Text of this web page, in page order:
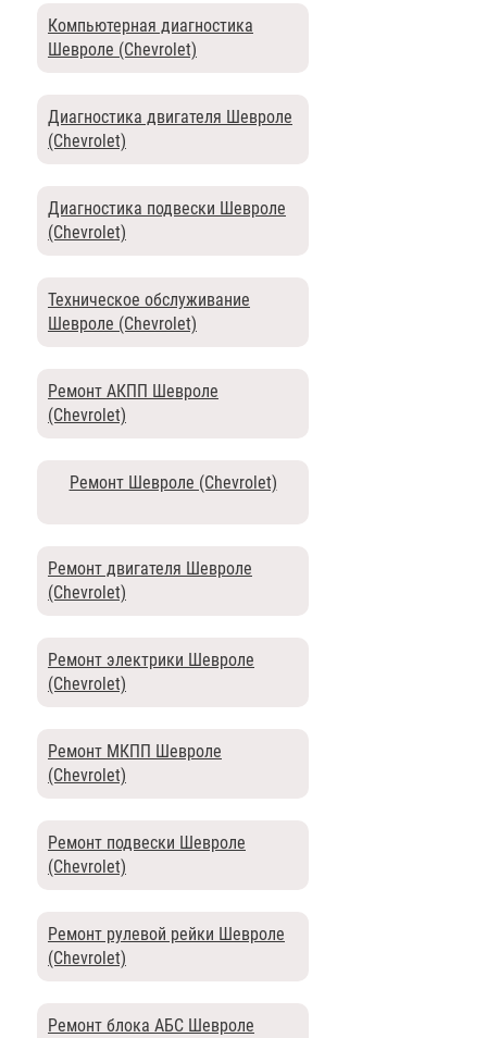
Компьютерная диагностика
Шевроле (Chevrolet)
Диагностика двигателя Шевроле
(Chevrolet)
Диагностика подвески Шевроле
(Chevrolet)
Техническое обслуживание
Шевроле (Chevrolet)
Ремонт АКПП Шевроле
(Chevrolet)
Ремонт Шевроле (Chevrolet)
Ремонт двигателя Шевроле
(Chevrolet)
Ремонт электрики Шевроле
(Chevrolet)
Ремонт МКПП Шевроле
(Chevrolet)
Ремонт подвески Шевроле
(Chevrolet)
Ремонт рулевой рейки Шевроле
(Chevrolet)
Ремонт блока АБС Шевроле